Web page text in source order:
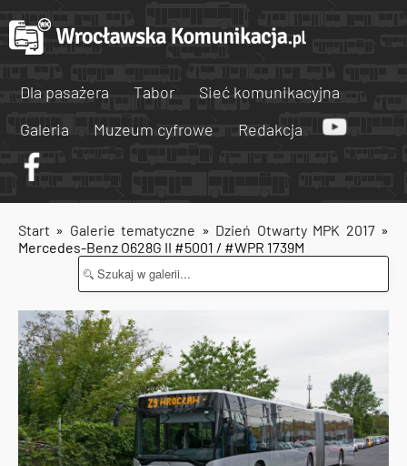
Dla pasażera Tabor
Sieć komunikacyjna
Galeria
Muzeum cyfrowe Redakcja
Start » Galerie tematyczne » Dzień Otwarty MPK 2017»
Mercedes-Benz O628G II #5001 / #WPR 1739M